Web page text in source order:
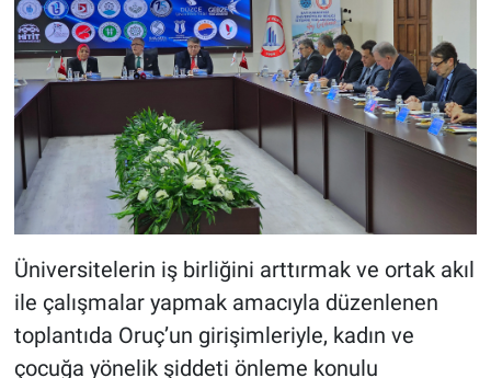
Üniversitelerin iş birliğini arttırmak ve ortak akıl
ile çalışmalar yapmak amacıyla düzenlenen
toplantıda Oruç’un girişimleriyle, kadın ve
çocuğa yönelik şiddeti önleme konulu